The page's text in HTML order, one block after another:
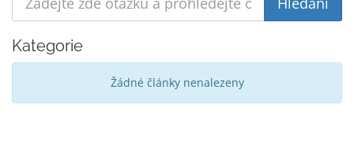
Kategorie
Žádné články nenalezeny